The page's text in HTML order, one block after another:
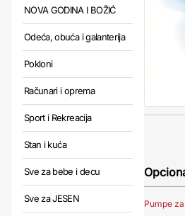
NOVA GODINA I BOŽIĆ
Odeća, obuća i galanterija
Pokloni
Računari i oprema
Sport i Rekreacija
Stan i kuća
Sve za bebe i decu
Sve za JESEN Pumpe